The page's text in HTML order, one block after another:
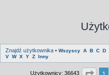
Znajdź użytkownika • Wszyscy A B C D
V W X Y Z Inny
Użytkownicy: 36643